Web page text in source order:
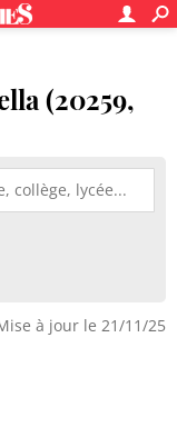
(20259,
à jour le 21/11/25